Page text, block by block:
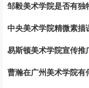
邹毅美术学院是否有独
中央美术学院精微素描
易斯顿美术学院宣传推
曹瀚在广州美术学院有